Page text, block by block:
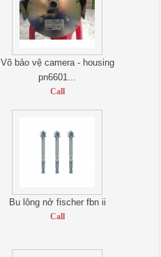
Võ bảo vệ camera - housing
pn6601...
Call
Bu lông nở fischer fbn ii
Call